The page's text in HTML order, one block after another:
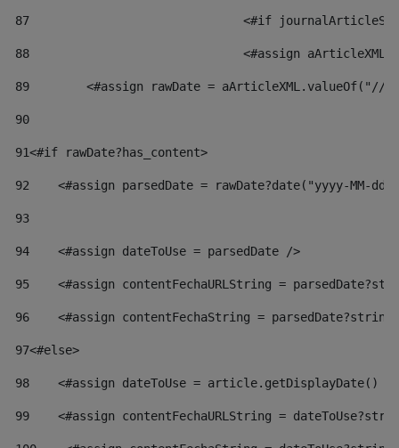
87
88
<#assign
89
<#assign rawDate =
90
91<#if rawDate?has_content>
92
<#assign parsedDate = rawDate?date("yyyy-MM-
93
94
    <#assign dateToUse = parsedDate />
95
<#assign contentFechaURLString =
96
<#assign contentFechaString =
97<#else>
98
<#assign dateToUse = article.getDisplayDate()
99
<#assign contentFechaURLString =